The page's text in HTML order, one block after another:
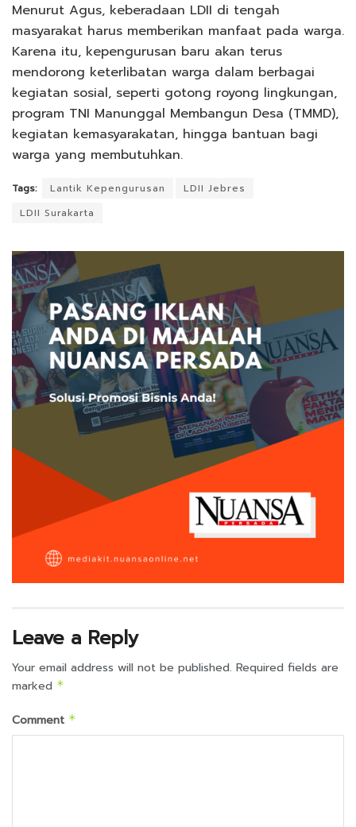
Menurut Agus, keberadaan LDII di tengah
masyarakat harus memberikan manfaat pada warga.
Karena itu, kepengurusan baru akan terus
mendorong keterlibatan warga dalam berbagai
kegiatan sosial, seperti gotong royong lingkungan,
program TNI Manunggal Membangun Desa (TMMD),
kegiatan kemasyarakatan, hingga bantuan bagi
warga yang membutuhkan.
Tags: Lantik Kepengurusan
LDII Jebres
LDII Surakarta
Leave a Reply
Your email address will not be published. Required fields are
marked *
Comment *